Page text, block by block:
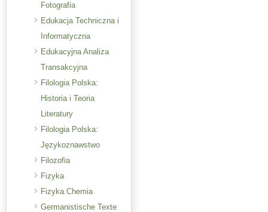
Fotografia
Edukacja Techniczna i
Informatyczna
Edukacyjna Analiza
Transakcyjna
Filologia Polska:
Historia i Teoria
Literatury
Filologia Polska:
Językoznawstwo
Filozofia
Fizyka
Fizyka.Chemia
Germanistische Texte